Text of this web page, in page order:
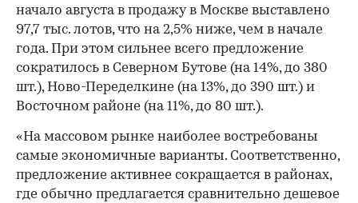
начало августа в продажу в Москве выставлено
97,7 тыс. лотов, что на 2,5% ниже, чем в начале
года. При этом сильнее всего предложение
сократилось в Северном Бутове (на 14%, до 380
шт.), Ново-Переделкине (на 13%, до 390 шт.) и
Восточном районе (на 11%, до 80 шт.).
«На массовом рынке наиболее востребованы
самые экономичные варианты. Соответственно,
предложение активнее сокращается в районах,
где обычно предлагается сравнительно дешевое